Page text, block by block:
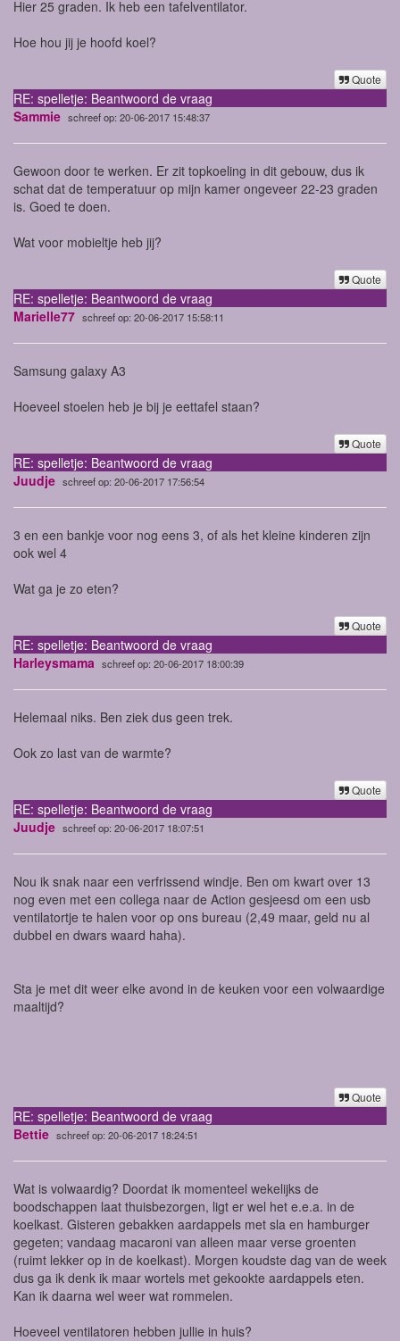
Hier 25 graden. Ik heb een tafelventilator.
Hoe hou jij je hoofd koel?
Quote
RE: spelletje: Beantwoord de vraag
Sammie schreef op: 20-06-2017 15:48:37
Gewoon door te werken. Er zit topkoeling in dit gebouw, dus ik
schat dat de temperatuur op mijn kamer ongeveer 22-23 graden
is. Goed te doen.
Wat voor mobieltje heb jij?
Quote
RE: spelletje: Beantwoord de vraag
Marielle77 schreef op: 20-06-2017 15:58:11
Samsung galaxy A3
Hoeveel stoelen heb je bij je eettafel staan?
Quote
RE: spelletje: Beantwoord de vraag
Juudje schreef op: 20-06-2017 17:56:54
3 en een bankje voor nog eens 3, of als het kleine kinderen zijn
ook wel 4
Wat ga je zo eten?
Quote
RE: spelletje: Beantwoord de vraag
Harleysmama schreef op: 20-06-2017 18:00:39
Helemaal niks. Ben ziek dus geen trek.
Ook zo last van de warmte?
Quote
RE: spelletje: Beantwoord de vraag
Juudje schreef op: 20-06-2017 18:07:51
Nou ik snak naar een verfrissend windje. Ben om kwart over 13
nog even met een collega naar de Action gesjeesd om een usb
ventilatortje te halen voor op ons bureau (2,49 maar, geld nu al
dubbel en dwars waard haha).
Sta je met dit weer elke avond in de keuken voor een volwaardige
maaltijd?
Quote
RE: spelletje: Beantwoord de vraag
Bettie schreef op: 20-06-2017 18:24:51
Wat is volwaardig? Doordat ik momenteel wekelijks de
boodschappen laat thuisbezorgen, ligt er wel het e.e.a. in de
koelkast. Gisteren gebakken aardappels met sla en hamburger
gegeten; vandaag macaroni van alleen maar verse groenten
(ruimt lekker op in de koelkast). Morgen koudste dag van de week
dus ga ik denk ik maar wortels met gekookte aardappels eten.
Kan ik daarna wel weer wat rommelen.
Hoeveel ventilatoren hebben jullie in huis?